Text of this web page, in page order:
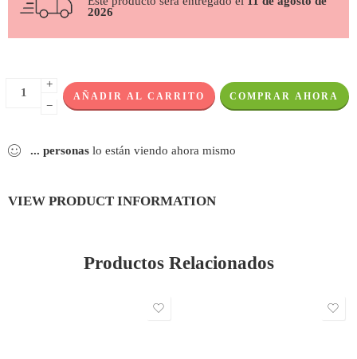
2026
+
−
AÑADIR AL CARRITO COMPRAR AHORA
... personas lo están viendo ahora mismo
VIEW PRODUCT INFORMATION
Productos Relacionados